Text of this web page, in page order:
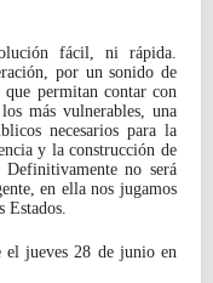
fácil, ni rápida.
por un sonido de
permitan contar con
más vulnerables, una
necesarios para la
y la construcción de
Definitivamente no será
en ella nos jugamos
el jueves 28 de junio en